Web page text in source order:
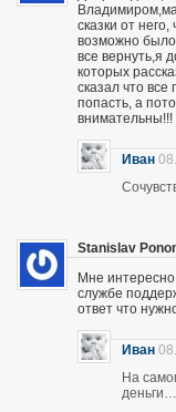
сказки от
возможно
все вернуть,я
которых
сказал что
попасть, а
внимательны!!!
Иван
Stanislav
Мне
службе
ответ что
Иван
На
деньги…